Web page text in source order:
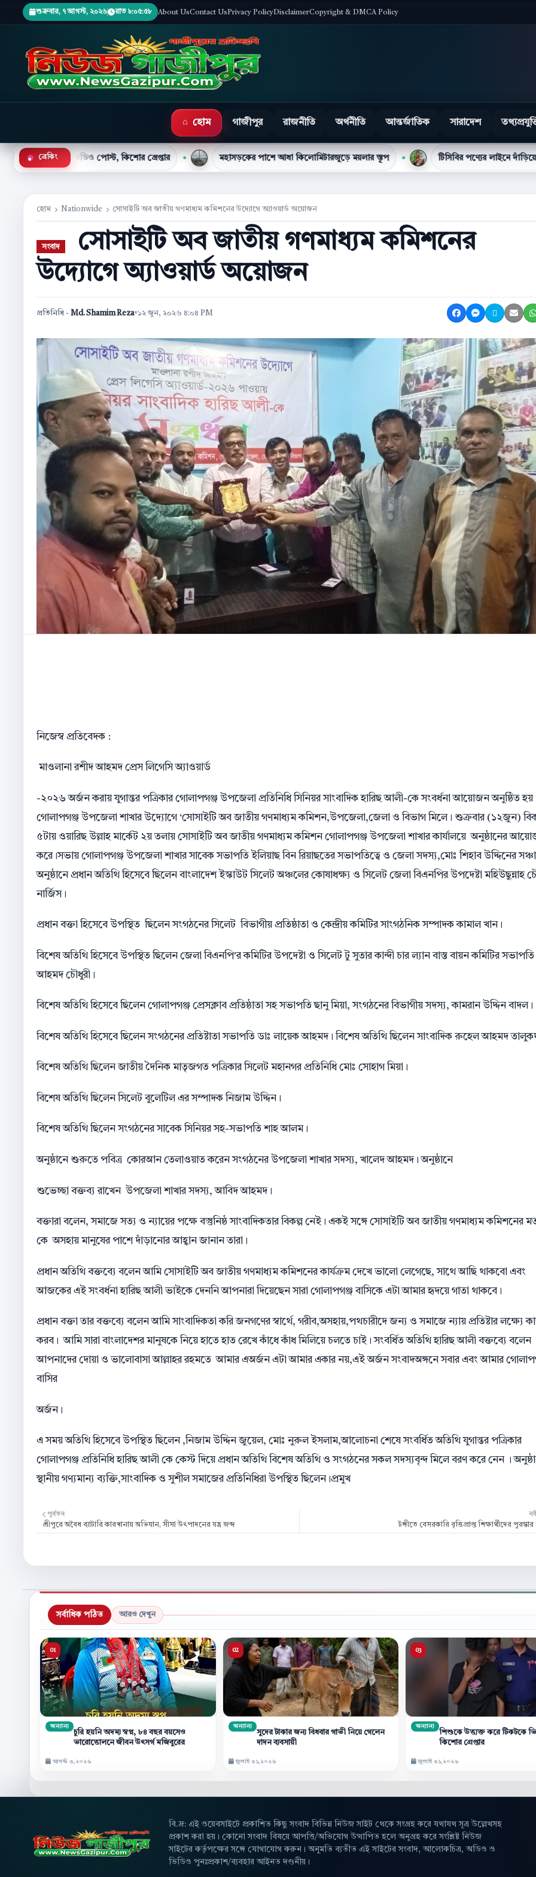
শুক্রবার, ৭ আগস্ট, ২০২৬ রাত ৮:০৫:৫৯ About UsContact UsPrivacy PolicyDisclaimerCopyright & DMCA Policy
হোম গাজীপুর রাজনীতি অর্থনীতি আন্তর্জাতিক সারাদেশ
● ব্রেকিং
ভিডিও পোস্ট, কিশোর গ্রেপ্তার মহাসড়কের পাশে আধা কিলোমিটারজুড়ে ময়লার স্তূপ টিসিবির পণ্যের লাইনে দাঁড়িয়ে প্রাণ গেল
হোম Nationwide সোসাইটি অব জাতীয় গণমাধ্যম কমিশনের উদ্যোগে অ্যাওয়ার্ড অয়োজন
সোসাইটি অব জাতীয় গণমাধ্যম কমিশনের
উদ্যোগে অ্যাওয়ার্ড অয়োজন
প্রতিনিধি - Md. Shamim Reza•১২ জুন, ২০২৬ ৪:০৪ PM Share on Facebook
Share onShare on
নিজেস্ব প্রতিবেদক :
মাওলানা রশীদ আহমদ প্রেস লিগেসি অ্যাওয়ার্ড
-২০২৬ অর্জন করায় যুগান্তর পত্রিকার গোলাপগঞ্জ উপজেলা প্রতিনিধি সিনিয়র সাংবাদিক হারিছ আলী-কে সংবর্ধনা আয়োজন অনুষ্ঠিত
গোলাপগঞ্জ উপজেলা শাখার উদ্যোগে ‘সোসাইটি অব জাতীয় গণমাধ্যম কমিশন,উপজেলা,জেলা ও বিভাগ মিলে। শুক্রবার (১২জুন)
৫টায় ওয়ারিছ উল্লাহ মার্কেট ২য় তলায় সোসাইটি অব জাতীয় গণমাধ্যম কমিশন গোলাপগঞ্জ উপজেলা শাখার কার্যালয়ে অনুষ্ঠানের
করে।সভায় গোলাপগঞ্জ উপজেলা শাখার সাবেক সভাপতি ইলিয়াছ বিন রিয়াছতের সভাপতিত্বে ও জেলা সদস্য,মোঃ শিহাব উদ্দিনের
অনুষ্ঠানে প্রধান অতিথি হিসেবে ছিলেন বাংলাদেশ ইস্কাউট সিলেট অঞ্চলের কোষাধক্ষ্য ও সিলেট জেলা বিএনপির উপদেষ্টা মহিউছুন্নাহ
নার্জিস।
প্রধান বক্তা হিসেবে উপস্থিত ছিলেন সংগঠনের সিলেট বিভাগীয় প্রতিষ্ঠাতা ও কেন্দ্রীয় কমিটির সাংগঠনিক সম্পাদক কামাল খান।
বিশেষ অতিথি হিসেবে উপস্থিত ছিলেন জেলা বিএনপি'র কমিটির উপদেষ্টা ও সিলেট টু সুতার কান্দী চার ল্যান বাস্ত বায়ন কমিটির
আহমদ চৌধুরী।
বিশেষ অতিথি হিসেবে ছিলেন গোলাপগঞ্জ প্রেসক্লাব প্রতিষ্ঠাতা সহ সভাপতি ছানু মিয়া, সংগঠনের বিভাগীয় সদস্য, কামরান উদ্দিন বাদল।
বিশেষ অতিথি হিসেবে ছিলেন সংগঠনের প্রতিষ্টাতা সভাপতি ডাঃ লায়েক আহমদ। বিশেষ অতিথি ছিলেন সাংবাদিক রুহেল আহমদ
বিশেষ অতিথি ছিলেন জাতীয় দৈনিক মাতৃজগত পত্রিকার সিলেট মহানগর প্রতিনিধি মোঃ সোহাগ মিয়া।
বিশেষ অতিথি ছিলেন সিলেট বুলেটিল এর সম্পাদক নিজাম উদ্দিন।
বিশেষ অতিথি ছিলেন সংগঠনের সাবেক সিনিয়র সহ-সভাপতি শাহ আলম।
অনুষ্ঠানে শুরুতে পবিত্র কোরআন তেলাওয়াত করেন সংগঠনের উপজেলা শাখার সদস্য, খালেদ আহমদ। অনুষ্ঠানে
শুভেচ্ছা বক্তব্য রাখেন উপজেলা শাখার সদস্য, আবিদ আহমদ।
বক্তারা বলেন, সমাজে সত্য ও ন্যায়ের পক্ষে বস্তুনিষ্ঠ সাংবাদিকতার বিকল্প নেই। একই সঙ্গে সোসাইটি অব জাতীয় গণমাধ্যম কমিশনের
কে অসহায় মানুষের পাশে দাঁড়ানোর আহ্বান জানান তারা।
প্রধান অতিথি বক্তব্যে বলেন আমি সোসাইটি অব জাতীয় গণমাধ্যম কমিশনের কার্যক্রম দেখে ভালো লেগেছে, সাথে আছি থাকবো এবং
আজকের এই সংবর্ধনা হারিছ আলী ভাইকে দেননি আপনারা দিয়েছেন সারা গোলাপগঞ্জ বাসিকে এটা আমার হৃদয়ে গাতা থাকবে।
প্রধান বক্তা তার বক্তব্যে বলেন আমি সাংবাদিকতা করি জনগণের স্বার্থে, গরীব,অসহায়,পথচারীদে জন্য ও সমাজে ন্যায় প্রতিষ্টার লক্ষ্যে
করব। আমি সারা বাংলাদেশর মানুষকে নিয়ে হাতে হাত রেখে কাঁধে কাঁধ মিলিয়ে চলতে চাই। সংবর্ধিত অতিথি হারিছ আলী বক্তব্যে বলেন
আপনাদের দোয়া ও ভালোবাসা আল্লাহর রহমতে আমার এঅর্জন এটা আমার একার নয়,এই অর্জন সংবাদঅঙ্গনে সবার এবং আমার
বাসির
অর্জন।
এ সময় অতিথি হিসেবে উপস্থিত ছিলেন ,নিজাম উদ্দিন জুয়েল, মোঃ নুরুল ইসলাম,আলোচনা শেষে সংবর্ধিত অতিথি যুগান্তর পত্রিকার
গোলাপগঞ্জ প্রতিনিধি হারিছ আলী কে কেস্ট দিয়ে প্রধান অতিথি বিশেষ অতিথি ও সংগঠনের সকল সদস্যবৃন্দ মিলে বরণ করে নেন ।
স্থানীয় গণ্যমান্য ব্যক্তি,সাংবাদিক ও সুশীল সমাজের প্রতিনিধিরা উপস্থিত ছিলেন।প্রমুখ
টঙ্গীতে বেসরকারি বৃত্তিপ্রাপ্ত শিক্ষার্থীদের
পূর্বতন
শ্রীপুরে অবৈধ ব্যাটারি কারখানায় অভিযান, সীসা উৎপাদনের যন্ত্র জব্দ
সর্বাধিক পঠিত আরও দেখুন
অন্যান্য
চুরি হয়নি অদম্য স্বপ্ন, ৮৪ বছর বয়সেও
ভারোত্তোলনে জীবন উৎসর্গ মজিবুরের
আগস্ট ৩,২০২৬
অন্যান্য
সুদের টাকার জন্য বিধবার গাভী নিয়ে গেলেন
দাদন ব্যবসায়ী
জুলাই ৩১,২০২৬
অন্যান্য
শিশুকে উত্ত্যক্ত করে টিকটকে
কিশোর গ্রেপ্তার
জুলাই ৩১,২০২৬
বি.দ্র: এই ওয়েবসাইটে প্রকাশিত কিছু সংবাদ বিভিন্ন নিউজ সাইট থেকে সংগ্রহ করে যথাযথ সূত্র উল্লেখসহ
প্রকাশ করা হয়। কোনো সংবাদ বিষয়ে আপত্তি/অভিযোগ উত্থাপিত হলে অনুগ্রহ করে সংশ্লিষ্ট নিউজ
সাইটের কর্তৃপক্ষের সঙ্গে যোগাযোগ করুন। অনুমতি ব্যতীত এই সাইটের সংবাদ, আলোকচিত্র, অডিও ও
ভিডিও পুনঃপ্রকাশ/ব্যবহার আইনত দণ্ডনীয়।